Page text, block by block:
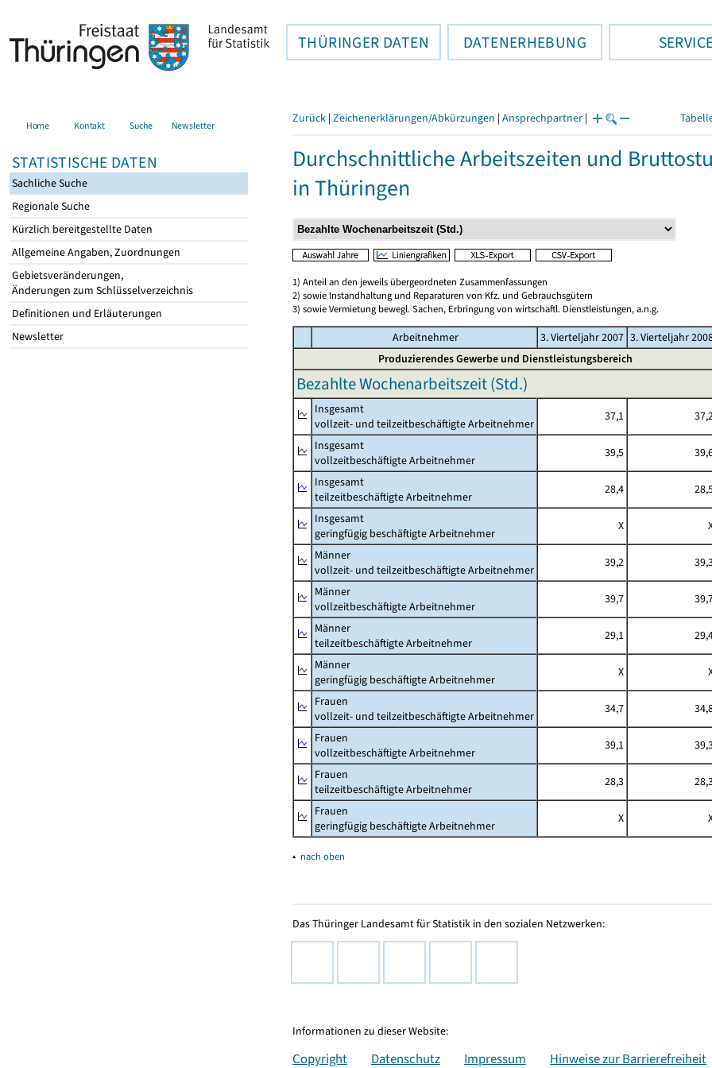
THÜRINGER DATEN DATENERHEBUNG
Home Kontakt Suche Newsletter
STATISTISCHE DATEN
Sachliche Suche
Regionale Suche
Kürzlich bereitgestellte Daten
Allgemeine Angaben, Zuordnungen
Gebietsveränderungen,
Änderungen zum Schlüsselverzeichnis
Definitionen und Erläuterungen
Newsletter
Zurück | Zeichenerklärungen/Abkürzungen | Ansprechpartner |
Durchschnittliche Arbeitszeiten und
in Thüringen
1) Anteil an den jeweils übergeordneten Zusammenfassungen
2) sowie Instandhaltung und Reparaturen von Kfz. und Gebrauchsgütern
3) sowie Vermietung bewegl. Sachen, Erbringung von wirtschaftl. Dienstleistungen, a.n.g.
Arbeitnehmer 3. Vierteljahr 2007 3. Vierteljahr
Produzierendes Gewerbe und Dienstleistungsbereich
Bezahlte Wochenarbeitszeit (Std.)
Insgesamt
vollzeit- und teilzeitbeschäftigte Arbeitnehmer
37,1
Insgesamt
vollzeitbeschäftigte Arbeitnehmer
39,5
Insgesamt
teilzeitbeschäftigte Arbeitnehmer
28,4
Insgesamt
geringfügig beschäftigte Arbeitnehmer
X
Männer
vollzeit- und teilzeitbeschäftigte Arbeitnehmer
39,2
Männer
vollzeitbeschäftigte Arbeitnehmer
39,7
Männer
teilzeitbeschäftigte Arbeitnehmer
29,1
Männer
geringfügig beschäftigte Arbeitnehmer
X
Frauen
vollzeit- und teilzeitbeschäftigte Arbeitnehmer
34,7
Frauen
vollzeitbeschäftigte Arbeitnehmer
39,1
Frauen
teilzeitbeschäftigte Arbeitnehmer
28,3
Frauen
geringfügig beschäftigte Arbeitnehmer
X
▴ nach oben
Das Thüringer Landesamt für Statistik in den sozialen Netzwerken:
Informationen zu dieser Website:
Copyright Datenschutz Impressum Hinweise zur Barrierefreiheit